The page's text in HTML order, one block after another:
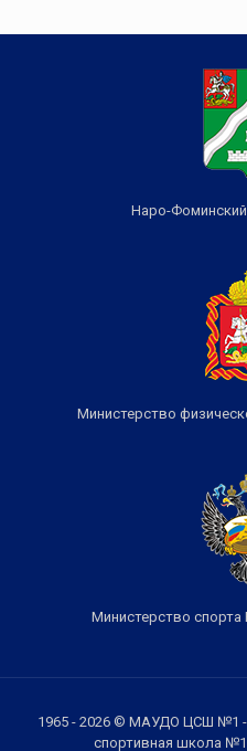
Наро-Фоминский
Министерство
Министерство спорта
1965 - 2026 © МАУДО ЦСШ №1 -
спортивная школа